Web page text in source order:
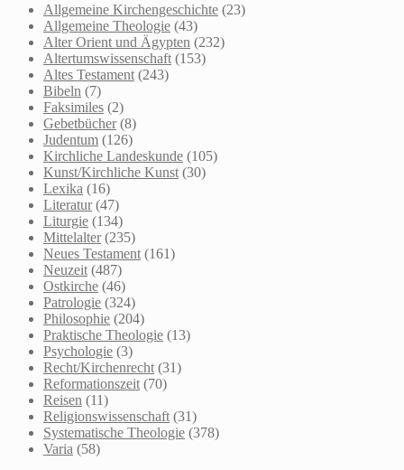
Allgemeine Kirchengeschichte (23)
Allgemeine Theologie (43)
Alter Orient und Ägypten (232)
Altertumswissenschaft (153)
Altes Testament (243)
Bibeln (7)
Faksimiles (2)
Gebetbücher (8)
Judentum (126)
Kirchliche Landeskunde (105)
Kunst/Kirchliche Kunst (30)
Lexika (16)
Literatur (47)
Liturgie (134)
Mittelalter (235)
Neues Testament (161)
Neuzeit (487)
Ostkirche (46)
Patrologie (324)
Philosophie (204)
Praktische Theologie (13)
Psychologie (3)
Recht/Kirchenrecht (31)
Reformationszeit (70)
Reisen (11)
Religionswissenschaft (31)
Systematische Theologie (378)
Varia (58)